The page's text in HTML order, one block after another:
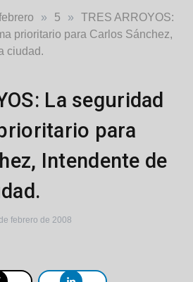
» 5 »
TRES ARROYOS:
prioritario para Carlos Sánchez,
ciudad.
La seguridad
para
Intendente de
febrero de 2008